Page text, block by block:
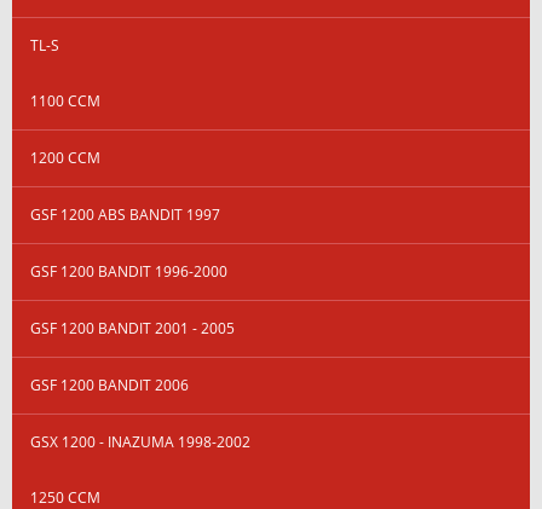
TL-S
1100 CCM
1200 CCM
GSF 1200 ABS BANDIT 1997
GSF 1200 BANDIT 1996-2000
GSF 1200 BANDIT 2001 - 2005
GSF 1200 BANDIT 2006
GSX 1200 - INAZUMA 1998-2002
1250 CCM